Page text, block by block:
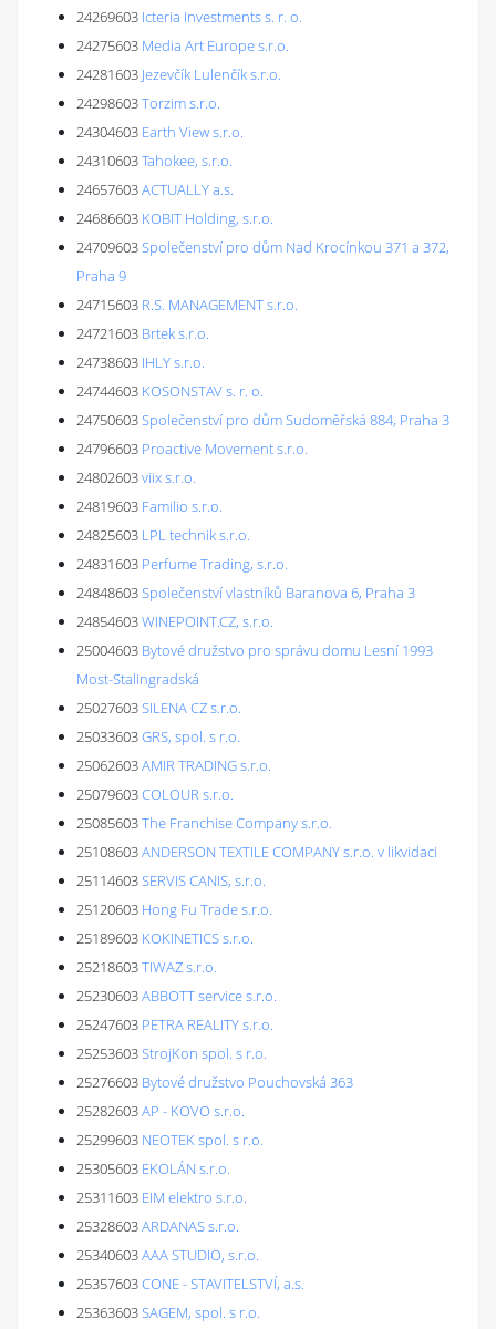
24269603 Icteria Investments s. r. o.
24275603 Media Art Europe s.r.o.
24281603 Jezevčík Lulenčík s.r.o.
24298603Torzim s.r.o.
24304603 Earth View s.r.o.
24310603Tahokee, s.r.o.
24657603ACTUALLY a.s.
24686603 KOBIT Holding, s.r.o.
24709603Společenství pro dům Nad Krocínkou 371 a 372,
Praha 9
24715603 R.S. MANAGEMENT s.r.o.
24721603 Brtek s.r.o.
24738603 IHLY s.r.o.
24744603 KOSONSTAV s. r. o.
24750603Společenství pro dům Sudoměřská 884, Praha 3
24796603 Proactive Movement s.r.o.
24802603viix s.r.o.
24819603 Familio s.r.o.
24825603 LPL technik s.r.o.
24831603 Perfume Trading, s.r.o.
24848603Společenství vlastníků Baranova 6, Praha 3
24854603WINEPOINT.CZ, s.r.o.
25004603 Bytové družstvo pro správu domu Lesní 1993
Most-Stalingradská
25027603SILENA CZ s.r.o.
25033603GRS, spol. s r.o.
25062603AMIR TRADING s.r.o.
25079603COLOUR s.r.o.
25085603The Franchise Company s.r.o.
25108603ANDERSON TEXTILE COMPANY s.r.o. v likvidaci
25114603SERVIS CANIS, s.r.o.
25120603 Hong Fu Trade s.r.o.
25189603 KOKINETICS s.r.o.
25218603TIWAZ s.r.o.
25230603ABBOTT service s.r.o.
25247603 PETRA REALITY s.r.o.
25253603StrojKon spol. s r.o.
25276603 Bytové družstvo Pouchovská 363
25282603AP - KOVO s.r.o.
25299603 NEOTEK spol. s r.o.
25305603 EKOLÁN s.r.o.
25311603 EIM elektro s.r.o.
25328603ARDANAS s.r.o.
25340603AAA STUDIO, s.r.o.
25357603CONE - STAVITELSTVÍ, a.s.
25363603SAGEM, spol. s r.o.